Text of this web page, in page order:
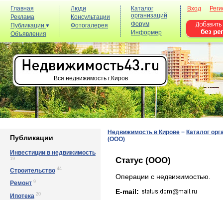
Главная
Реклама
Публикации
Объявления
Люди
Консультации
Фотогалерея
Каталог
организаций
Форум
Информер
Вход
Вся недвижимость г.Киров
Публикации
Инвестиции в недвижимость
19
Строительство 44
Ремонт 9
Ипотека 20
Недвижимость в Кирове − Каталог
(ООО)
Статус (ООО)
Операции с недвижимостью.
E-mail: